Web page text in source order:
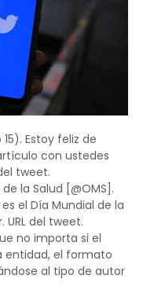
Estoy feliz de
con ustedes
tweet.
la Salud [@OMS].
el Día Mundial de la
del tweet.
no importa si el
entidad, el formato
al tipo de autor